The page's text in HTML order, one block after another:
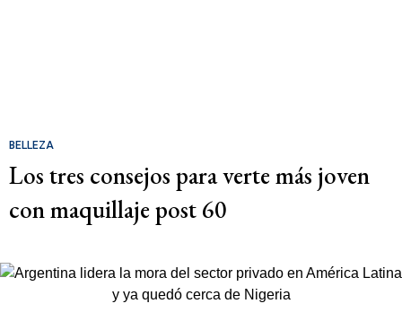
BELLEZA
Los tres consejos para verte más joven
con maquillaje post 60